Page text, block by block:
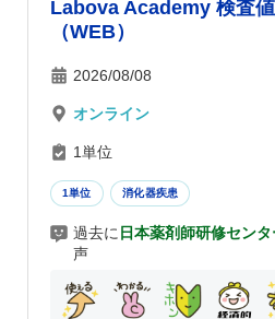
Labova Academy 検査
（WEB）
2026/08/08
オンライン
1単位
1単位 消化器疾患
過去に 日本薬剤師研修センタ
声